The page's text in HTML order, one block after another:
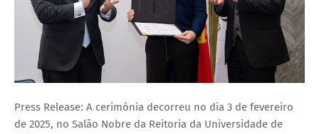
Press Release: A cerimónia decorreu no dia 3 de fevereiro
de 2025, no Salão Nobre da Reitoria da Universidade de